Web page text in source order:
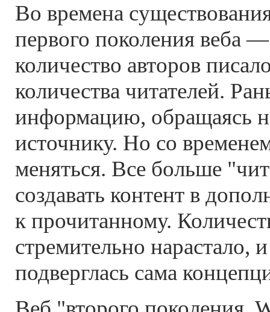
Во времена
первого поколения веба
количество авторов
количества читателей.
информацию, обращаясь
источнику. Но со
меняться. Все больше
создавать контент в
к прочитанному.
стремительно нарастало,
подверглась сама